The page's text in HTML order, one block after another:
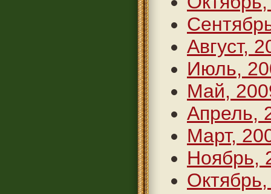
Август,
Июль,
Май,
Апрель,
Март,
Ноябрь,